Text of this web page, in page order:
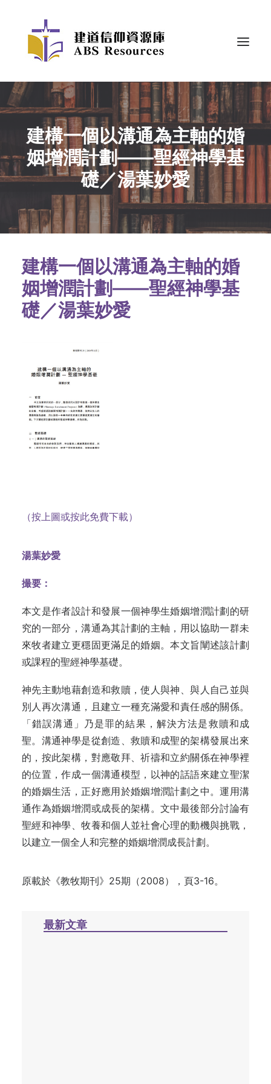
建構一個以溝通為主軸的婚
姻增潤計劃——聖經神學基
礎／湯葉妙愛
建構一個以溝通為主軸的婚
姻增潤計劃——聖經神學基
礎／湯葉妙愛
（按上圖或按此免費下載）
湯葉妙愛
撮要：
本文是作者設計和發展一個神學生婚姻增潤計劃的研
究的一部分，溝通為其計劃的主軸，用以協助一群未
來牧者建立更穩固更滿足的婚姻。本文旨闡述該計劃
或課程的聖經神學基礎。
神先主動地藉創造和救贖，使人與神、與人自己並與
別人再次溝通，且建立一種充滿愛和責任感的關係。
「錯誤溝通」乃是罪的結果，解決方法是救贖和成
聖。 溝通神學是從創造、救贖和成聖的架構發展出來
的，按此架構，對應敬拜、祈禱和立約關係在神學裡
的位置，作成一個溝通模型，以神的話語來建立聖潔
的婚姻生活，正好應用於婚姻增潤計劃之中。運用溝
通作為婚姻增潤或成長的架構。文中最後部分討論有
聖經和神學、牧養和個人並社會心理的動機與挑戰 ，
以建立一個全人和完整的婚姻增潤成長計劃。
原載於《教牧期刊》25期（2008），頁3-16。
最新文章